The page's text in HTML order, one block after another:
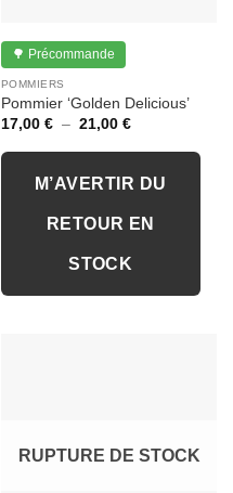
🌳 Précommande
POMMIERS
Pommier ‘Golden Delicious’
17,00 € – 21,00 €Plage
prix :
à
21,00 €
M’AVERTIR DU
RETOUR EN
STOCK
RUPTURE DE STOCK